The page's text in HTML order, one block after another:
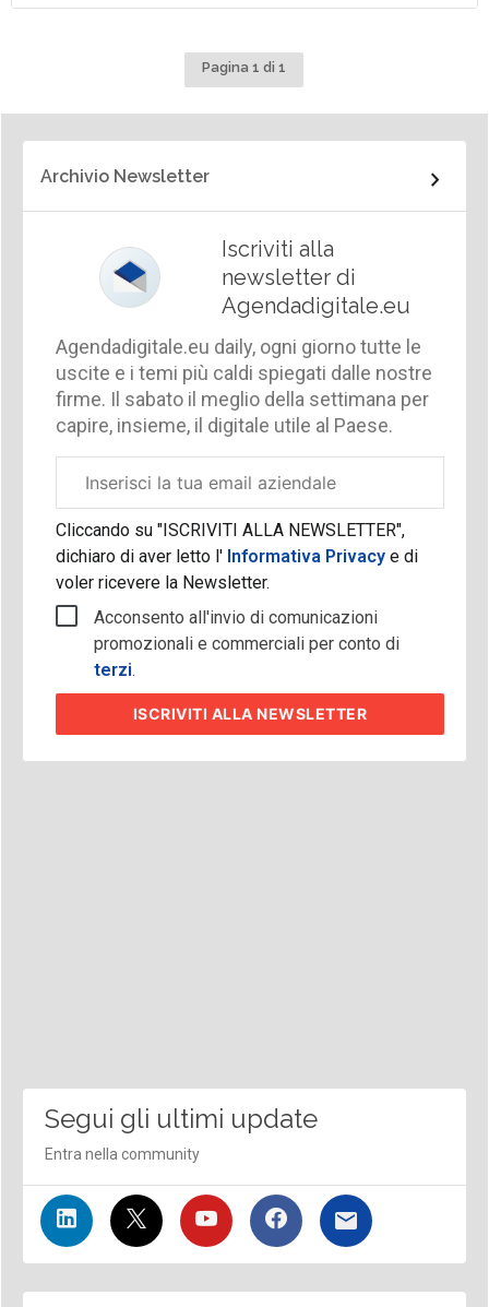
Pagina 1 di 1
Archivio Newsletter
Iscriviti alla
newsletter di
Agendadigitale.eu
Agendadigitale.eu daily, ogni giorno tutte le
uscite e i temi più caldi spiegati dalle nostre
firme. Il sabato il meglio della settimana per
capire, insieme, il digitale utile al Paese.
aziendale
Cliccando su "ISCRIVITI ALLA NEWSLETTER",
dichiaro di aver letto l'Informativa Privacy e di
voler ricevere la Newsletter.
Acconsento all'invio di comunicazioni
promozionali e commerciali per conto di
terzi.
ISCRIVITI ALLA NEWSLETTER
Segui gli ultimi update
Entra nella community